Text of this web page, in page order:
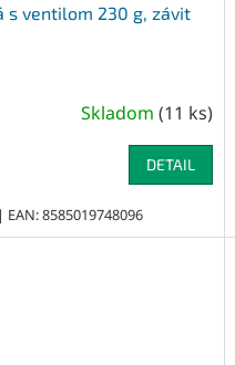
s ventilom 230 g, závit
Skladom(11 ks)
DETAIL
8585019748096